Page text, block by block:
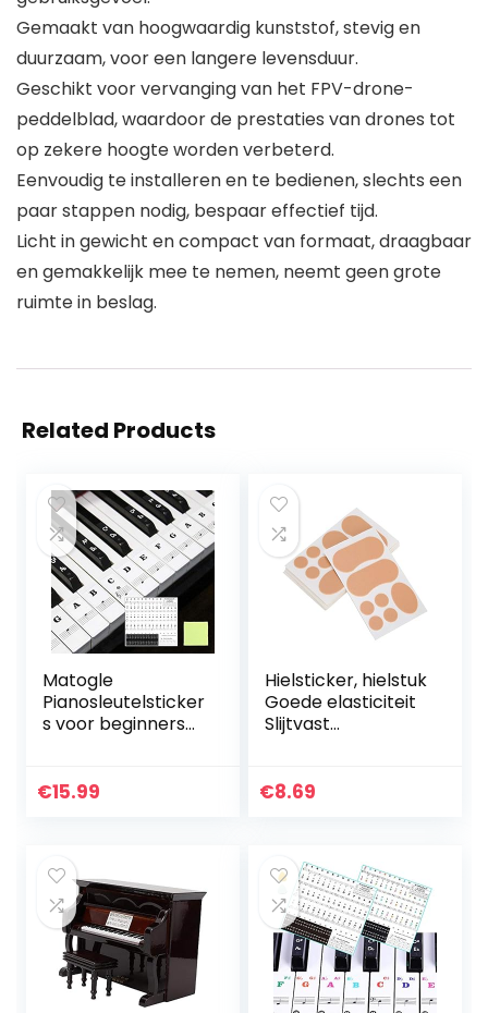
Gemaakt van hoogwaardig kunststof, stevig en
duurzaam, voor een langere levensduur.
Geschikt voor vervanging van het FPV-drone-
peddelblad, waardoor de prestaties van drones tot
op zekere hoogte worden verbeterd.
Eenvoudig te installeren en te bedienen, slechts een
paar stappen nodig, bespaar effectief tijd.
Licht in gewicht en compact van formaat, draagbaar
en gemakkelijk mee te nemen, neemt geen grote
ruimte in beslag.
Related Products
Matogle
Pianosleutelsticker
s voor beginners
toetsenbordsticke
€15.99
Hielsticker, hielstuk
Goede elasticiteit
Slijtvast
€8.69